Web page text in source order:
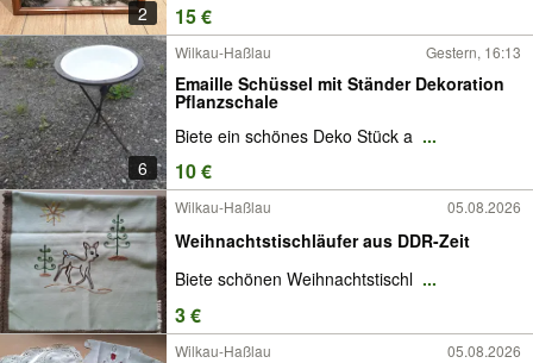
Anzeige aufgeben
2 15 €
6
Wilkau-Haßlau Gestern, 16:13
Emaille Schüssel mit Ständer Dekoration
Pflanzschale
Biete ein schönes Deko Stück a ...
10 €
Wilkau-Haßlau 05.08.2026
Weihnachtstischläufer aus DDR-Zeit
Biete schönen Weihnachtstischl ...
3 €
Wilkau-Haßlau 05.08.2026